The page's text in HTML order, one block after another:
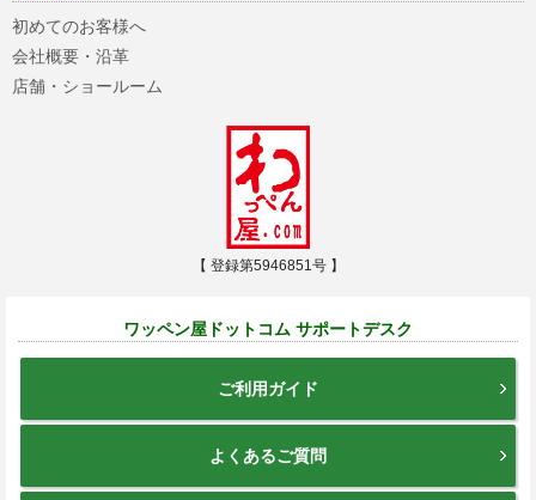
初めてのお客様へ
会社概要・沿革
店舗・ショールーム
【 登録第5946851号 】
ワッペン屋ドットコム サポートデスク
ご利用ガイド
よくあるご質問